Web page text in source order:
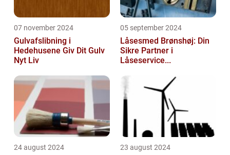
07 november 2024
Gulvafslibning i
Hedehusene Giv Dit Gulv
Nyt Liv
05 september 2024
Låsesmed Brønshøj: Din
Sikre Partner i
Låseservice...
24 august 2024 23 august 2024